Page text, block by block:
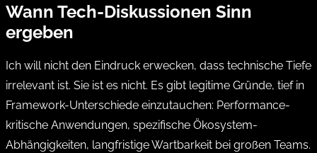
Wann Tech-Diskussionen Sinn
ergeben
Ich will nicht den Eindruck erwecken, dass technische Tiefe
irrelevant ist. Sie ist es nicht. Es gibt legitime Gründe, tief in
Framework-Unterschiede einzutauchen: Performance-
kritische Anwendungen, spezifische Ökosystem-
Abhängigkeiten, langfristige Wartbarkeit bei großen Teams.